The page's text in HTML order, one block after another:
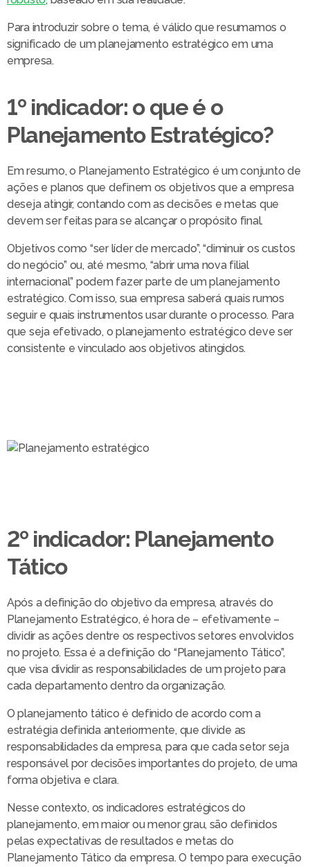
Para introduzir sobre o tema, é válido que resumamos o
significado de um planejamento estratégico em uma
empresa.
1º indicador: o que é o
Planejamento Estratégico?
Em resumo, o Planejamento Estratégico é um conjunto de
ações e planos que definem os objetivos que a empresa
deseja atingir, contando com as decisões e metas que
devem ser feitas para se alcançar o propósito final.
Objetivos como “ser líder de mercado”, “diminuir os custos
do negócio” ou, até mesmo, “abrir uma nova filial
internacional” podem fazer parte de um planejamento
estratégico. Com isso, sua empresa saberá quais rumos
seguir e quais instrumentos usar durante o processo. Para
que seja efetivado, o planejamento estratégico deve ser
consistente e vinculado aos objetivos atingidos.
2º indicador: Planejamento
Tático
Após a definição do objetivo da empresa, através do
Planejamento Estratégico, é hora de – efetivamente –
dividir as ações dentre os respectivos setores envolvidos
no projeto. Essa é a definição do “Planejamento Tático”,
que visa dividir as responsabilidades de um projeto para
cada departamento dentro da organização.
O planejamento tático é definido de acordo com a
estratégia definida anteriormente, que divide as
responsabilidades da empresa, para que cada setor seja
responsável por decisões importantes do projeto, de uma
forma objetiva e clara.
Nesse contexto, os indicadores estratégicos do
planejamento, em maior ou menor grau, são definidos
pelas expectativas de resultados e metas do
Planejamento Tático da empresa. O tempo para execução